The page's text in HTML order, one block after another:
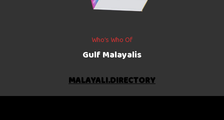
Who’s Who Of
Gulf Malayalis
MALAYALI.DIRECTORY